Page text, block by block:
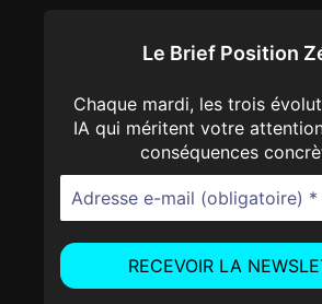
Le Brief Position
Chaque mardi, les trois
IA qui méritent votre
conséquences